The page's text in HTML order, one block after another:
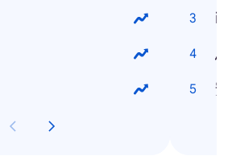
烏
安